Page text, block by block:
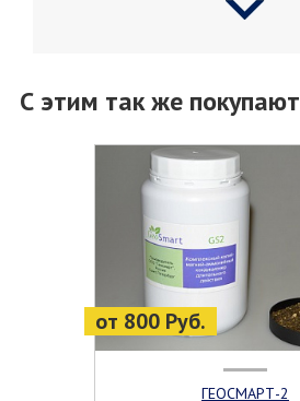
С этим так же покупают
от 800 Руб.
ГЕОСМАРТ-2